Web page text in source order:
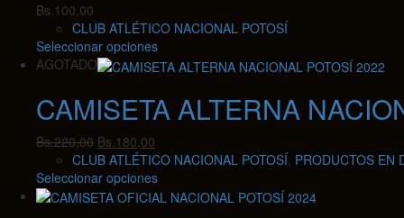
Bs.100,00
CLUB ATLÉTICO NACIONAL POTOSÍ
Seleccionar opcionesEste
producto
múltiples
variantes.
opciones
pueden
elegir
AGOTADO
CAMISETA ALTERNA
Bs.220,00 El
precio
original
era:
Bs. 180,00
precio
actual
es:
CLUB ATLÉTICO NACIONAL POTOSÍ, PRODUCTOS EN
Seleccionar opcionesEste
producto